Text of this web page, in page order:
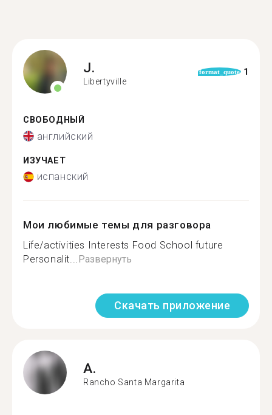
J.
Libertyville
format_quote 1
СВОБОДНЫЙ
английский
ИЗУЧАЕТ
испанский
Мои любимые темы для разговора
Life/activities Interests Food School future
Personalit...Развернуть
Скачать приложение
A.
Rancho Santa Margarita